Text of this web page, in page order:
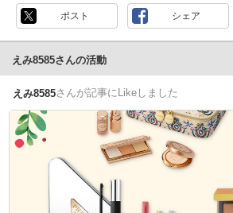
ポスト シェア
えみ8585さんの活動
えみ8585さんが記事にLikeしました